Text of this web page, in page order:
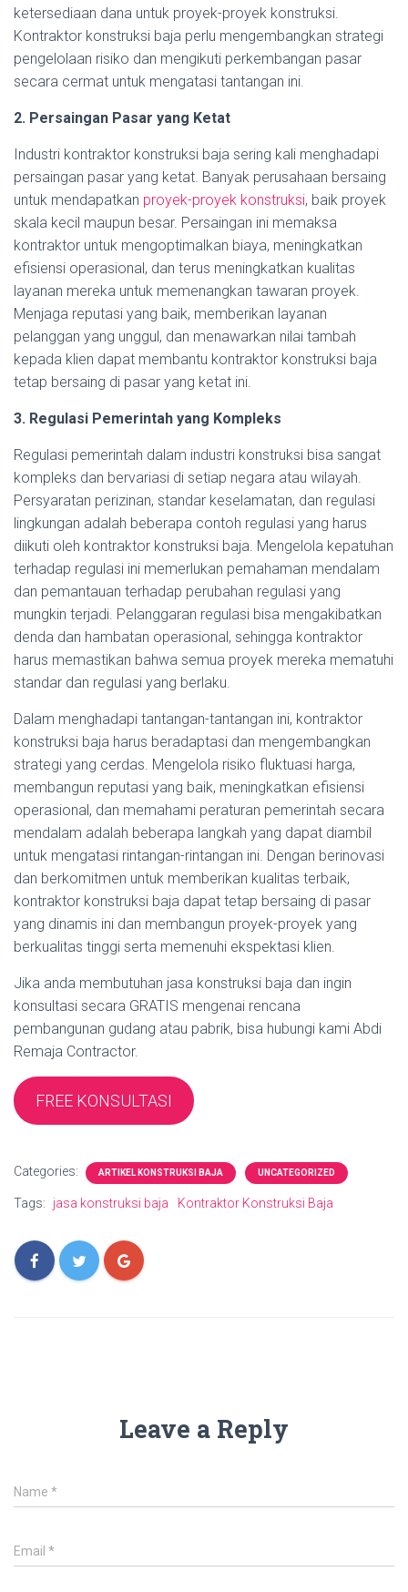
ketersediaan dana untuk proyek-proyek konstruksi.
Kontraktor konstruksi baja perlu mengembangkan strategi
pengelolaan risiko dan mengikuti perkembangan pasar
secara cermat untuk mengatasi tantangan ini.
2. Persaingan Pasar yang Ketat
Industri kontraktor konstruksi baja sering kali menghadapi
persaingan pasar yang ketat. Banyak perusahaan bersaing
untuk mendapatkan proyek-proyek konstruksi, baik proyek
skala kecil maupun besar. Persaingan ini memaksa
kontraktor untuk mengoptimalkan biaya, meningkatkan
efisiensi operasional, dan terus meningkatkan kualitas
layanan mereka untuk memenangkan tawaran proyek.
Menjaga reputasi yang baik, memberikan layanan
pelanggan yang unggul, dan menawarkan nilai tambah
kepada klien dapat membantu kontraktor konstruksi baja
tetap bersaing di pasar yang ketat ini.
3. Regulasi Pemerintah yang Kompleks
Regulasi pemerintah dalam industri konstruksi bisa sangat
kompleks dan bervariasi di setiap negara atau wilayah.
Persyaratan perizinan, standar keselamatan, dan regulasi
lingkungan adalah beberapa contoh regulasi yang harus
diikuti oleh kontraktor konstruksi baja. Mengelola kepatuhan
terhadap regulasi ini memerlukan pemahaman mendalam
dan pemantauan terhadap perubahan regulasi yang
mungkin terjadi. Pelanggaran regulasi bisa mengakibatkan
denda dan hambatan operasional, sehingga kontraktor
harus memastikan bahwa semua proyek mereka mematuhi
standar dan regulasi yang berlaku.
Dalam menghadapi tantangan-tantangan ini, kontraktor
konstruksi baja harus beradaptasi dan mengembangkan
strategi yang cerdas. Mengelola risiko fluktuasi harga,
membangun reputasi yang baik, meningkatkan efisiensi
operasional, dan memahami peraturan pemerintah secara
mendalam adalah beberapa langkah yang dapat diambil
untuk mengatasi rintangan-rintangan ini. Dengan berinovasi
dan berkomitmen untuk memberikan kualitas terbaik,
kontraktor konstruksi baja dapat tetap bersaing di pasar
yang dinamis ini dan membangun proyek-proyek yang
berkualitas tinggi serta memenuhi ekspektasi klien.
Jika anda membutuhan jasa konstruksi baja dan ingin
konsultasi secara GRATIS mengenai rencana
pembangunan gudang atau pabrik, bisa hubungi kami Abdi
Remaja Contractor.
FREE KONSULTASI
Categories: ARTIKEL KONSTRUKSI BAJA UNCATEGORIZED
Tags: jasa konstruksi baja Kontraktor Konstruksi Baja
Leave a Reply
Name *
Email *